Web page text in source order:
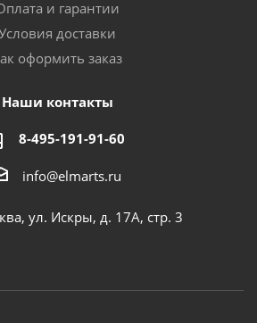
и гарантии
доставки
оформить заказ
Наши контакты
8-495-191-91-60
info@elmarts.ru
ул. Искры, д. 17А, стр. 3